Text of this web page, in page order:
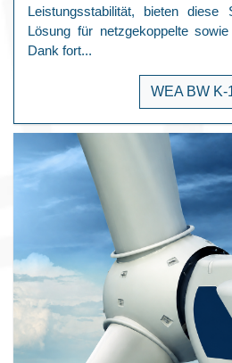
Leistungsstabilität, bieten diese
Lösung für netzgekoppelte
Dank fort...
WEA BW